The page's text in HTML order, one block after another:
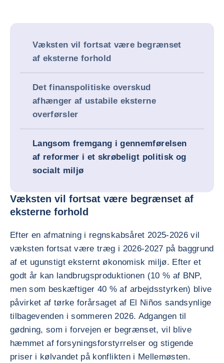
Væksten vil fortsat være begrænset
af eksterne forhold
Det finanspolitiske overskud
afhænger af ustabile eksterne
overførsler
Langsom fremgang i gennemførelsen
af reformer i et skrøbeligt politisk og
socialt miljø
Væksten vil fortsat være begrænset af
eksterne forhold
Efter en afmatning i regnskabsåret 2025-2026 vil
væksten fortsat være træg i 2026-2027 på baggrund
af et ugunstigt eksternt økonomisk miljø. Efter et
godt år kan landbrugsproduktionen (10 % af BNP,
men som beskæftiger 40 % af arbejdsstyrken) blive
påvirket af tørke forårsaget af El Niños sandsynlige
tilbagevenden i sommeren 2026. Adgangen til
gødning, som i forvejen er begrænset, vil blive
hæmmet af forsyningsforstyrrelser og stigende
priser i kølvandet på konflikten i Mellemøsten.